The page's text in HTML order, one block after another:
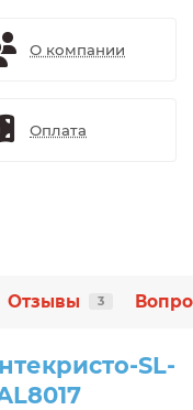
О компании
Оплата
Отзывы 3
SL-